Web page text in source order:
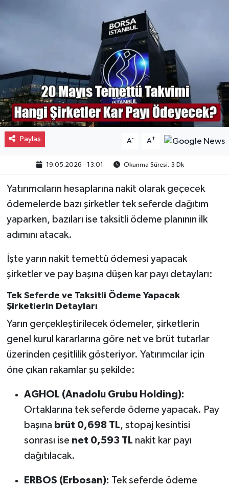
Paylaş A- A+
19.05.2026 - 13:01 Okunma Süresi: 3 Dk
Yatırımcıların hesaplarına nakit olarak geçecek
ödemelerde bazı şirketler tek seferde dağıtım
yaparken, bazıları ise taksitli ödeme planının ilk
adımını atacak.
İşte yarın nakit temettü ödemesi yapacak
şirketler ve pay başına düşen kar payı detayları:
Tek Seferde ve Taksitli Ödeme Yapacak
Şirketlerin Detayları
Yarın gerçekleştirilecek ödemeler, şirketlerin
genel kurul kararlarına göre net ve brüt tutarlar
üzerinden çeşitlilik gösteriyor. Yatırımcılar için
öne çıkan rakamlar şu şekilde:
AGHOL (Anadolu Grubu Holding):
Ortaklarına tek seferde ödeme yapacak. Pay
başına brüt 0,698 TL, stopaj kesintisi
sonrası ise net 0,593 TL nakit kar payı
dağıtılacak.
ERBOS (Erbosan): Tek seferde ödeme